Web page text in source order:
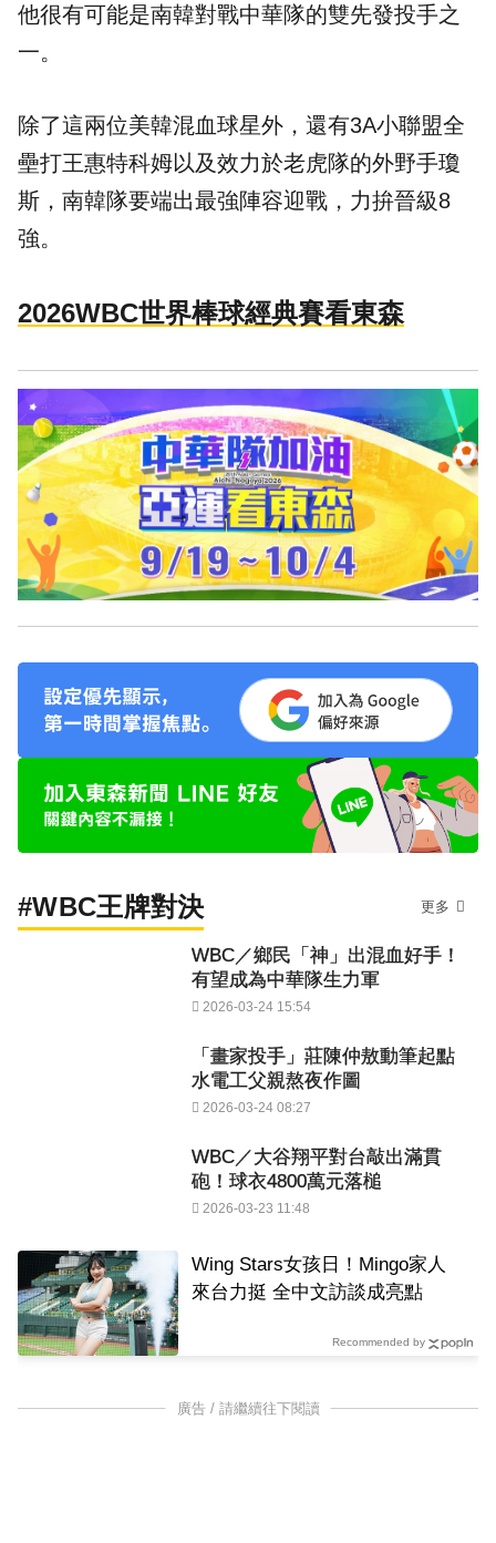
他很有可能是南韓對戰中華隊的雙先發投手之
一。
除了這兩位美韓混血球星外，還有3A小聯盟全
壘打王惠特科姆以及效力於老虎隊的外野手瓊
斯，南韓隊要端出最強陣容迎戰，力拚晉級8
強。
2026WBC世界棒球經典賽看東森
#WBC王牌對決 更多
WBC／鄉民「神」出混血好手！
有望成為中華隊生力軍
2026-03-24 15:54
「畫家投手」莊陳仲敖動筆起點
水電工父親熬夜作圖
2026-03-24 08:27
WBC／大谷翔平對台敲出滿貫
砲！球衣4800萬元落槌
2026-03-23 11:48
Wing Stars女孩日！Mingo家人
來台力挺 全中文訪談成亮點
Recommended by
廣告 / 請繼續往下閱讀